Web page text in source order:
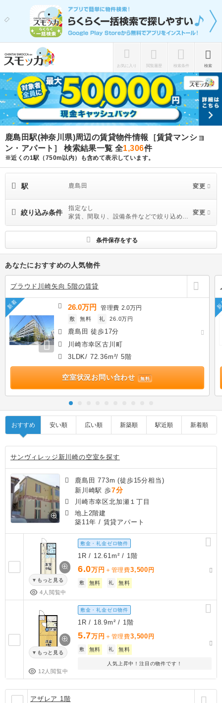
お気に入り 閲覧履歴 検索条件 検索
鹿島田駅(神奈川県)周辺の賃貸物件情報［賃貸マンショ
ン・アパート］ 検索結果一覧 全1,306件
※近くの1駅（750m以内）も含めて表示しています。
駅 鹿島田 変更
絞り込み条件
指定なし
家賃、間取り、設備条件などで絞り込めま
す
変更
条件保存をする
あなたにおすすめの人気物件
プラウド川崎矢向 5階の賃貸
新着 26.0万円 管理費2.0万円
敷 無料 礼 26.0万円
鹿島田 徒歩17分
川崎市幸区古川町
3LDK/ 72.36m²/ 5階
空室状況お問い合わせ 無料
おすすめ 安い順 広い順 新築順 駅近順 新着順
サンヴィレッジ新川崎の空室を探す
鹿島田 773m (徒歩15分相当)
新川崎駅 歩7分
川崎市幸区北加瀬１丁目
地上2階建
築11年 / 賃貸アパート
もっと見る
4人閲覧中
敷金・礼金ゼロ物件
1R / 12.61m² / 1階
6.0万円 ＋管理費3,500 円
敷 無料 礼 無料
もっと見る
12人閲覧中
敷金・礼金ゼロ物件
1R / 18.9m² / 1階
5.7万円 ＋管理費3,500 円
敷 無料 礼 無料
人気上昇中！注目の物件です！
アザレア 1階